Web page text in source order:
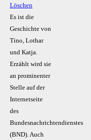
Löschen
Es ist die
Geschichte von
Tino, Lothar
und Katja.
Erzählt wird sie
an prominenter
Stelle auf der
Internetseite
des
Bundesnachrichtendienstes
(BND). Auch